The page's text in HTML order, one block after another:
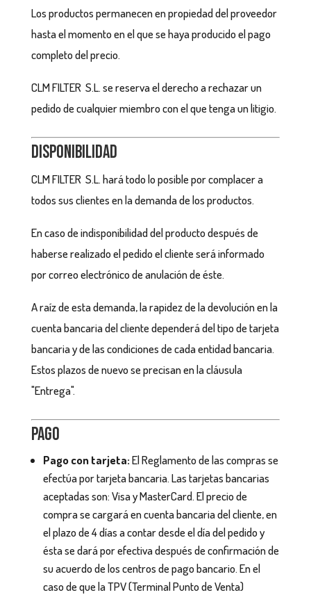
Los productos permanecen en propiedad del proveedor
hasta el momento en el que se haya producido el pago
completo del precio.
CLM FILTER S.L. se reserva el derecho a rechazar un
pedido de cualquier miembro con el que tenga un litigio.
Disponibilidad
CLM FILTER S.L. hará todo lo posible por complacer a
todos sus clientes en la demanda de los productos.
En caso de indisponibilidad del producto después de
haberse realizado el pedido el cliente será informado
por correo electrónico de anulación de éste.
A raíz de esta demanda, la rapidez de la devolución en la
cuenta bancaria del cliente dependerá del tipo de tarjeta
bancaria y de las condiciones de cada entidad bancaria.
Estos plazos de nuevo se precisan en la cláusula
"Entrega".
Pago
Pago con tarjeta:El Reglamento de las compras se
efectúa por tarjeta bancaria. Las tarjetas bancarias
aceptadas son: Visa y MasterCard. El precio de
compra se cargará en cuenta bancaria del cliente, en
el plazo de 4 días a contar desde el día del pedido y
ésta se dará por efectiva después de confirmación de
su acuerdo de los centros de pago bancario. En el
caso de que la TPV (Terminal Punto de Venta)